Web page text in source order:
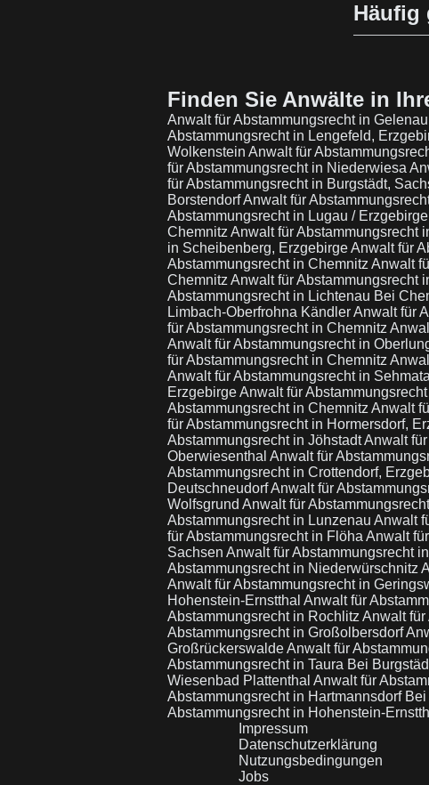
Häufig
Finden Sie Anwälte in
Anwalt für Abstammungsrecht in
Abstammungsrecht in Lengefeld,
Wolkenstein Anwalt für
für Abstammungsrecht in Niederwiesa
für Abstammungsrecht in Burgstädt,
BorstendorfAnwalt für
Abstammungsrecht in Lugau / Erzgebirge
Chemnitz Anwalt für Abstammungsrecht
in Scheibenberg, ErzgebirgeAnwalt für
Abstammungsrecht in Chemnitz Anwalt
Chemnitz Anwalt für Abstammungsrecht
Abstammungsrecht in Lichtenau Bei
Limbach-Oberfrohna KändlerAnwalt für
für Abstammungsrecht in Chemnitz
Anwalt für Abstammungsrecht in
für Abstammungsrecht in Chemnitz
Anwalt für Abstammungsrecht in Sehmatal
ErzgebirgeAnwalt für
Abstammungsrecht in Chemnitz Anwalt
für Abstammungsrecht in Hormersdorf,
Abstammungsrecht in JöhstadtAnwalt
Oberwiesenthal Anwalt für
Abstammungsrecht in Crottendorf,
DeutschneudorfAnwalt für
Wolfsgrund Anwalt für
Abstammungsrecht in Lunzenau Anwalt
für Abstammungsrecht in Flöha Anwalt
Sachsen Anwalt für Abstammungsrecht
Abstammungsrecht in Niederwürschnitz
Anwalt für Abstammungsrecht in
Hohenstein-Ernstthal Anwalt für
Abstammungsrecht in Rochlitz Anwalt für
Abstammungsrecht in Großolbersdorf
GroßrückerswaldeAnwalt für
Abstammungsrecht in Taura Bei
Wiesenbad Plattenthal Anwalt für
Abstammungsrecht in Hartmannsdorf
Abstammungsrecht in Hohenstein-
Impressum
Datenschutzerklärung
Nutzungsbedingungen
Jobs